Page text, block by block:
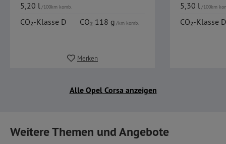
5,20 l/100km komb.
CO₂-Klasse D CO₂ 118 g/km komb.
Merken
5,30 l/100km
CO₂-Klasse D
Alle Opel Corsa anzeigen
Weitere Themen und Angebote